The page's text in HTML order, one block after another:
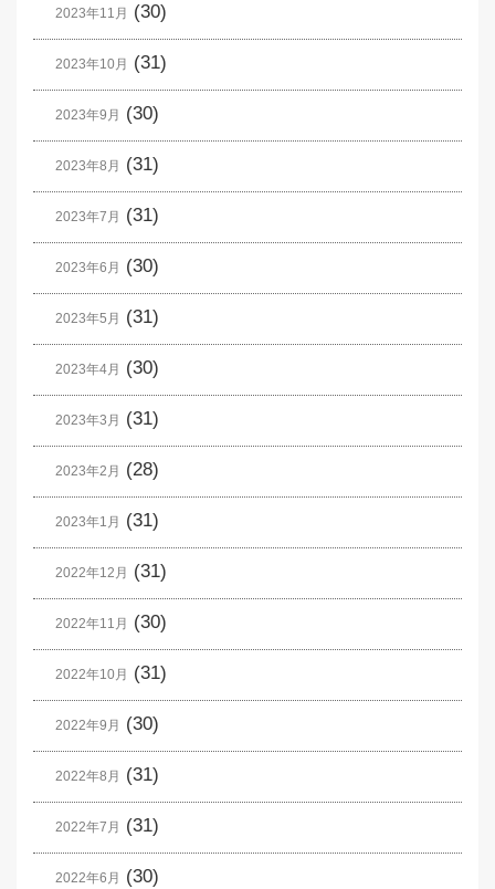
2023年11月 (30)
2023年10月 (31)
2023年9月 (30)
2023年8月 (31)
2023年7月 (31)
2023年6月 (30)
2023年5月 (31)
2023年4月 (30)
2023年3月 (31)
2023年2月 (28)
2023年1月 (31)
2022年12月 (31)
2022年11月 (30)
2022年10月 (31)
2022年9月 (30)
2022年8月 (31)
2022年7月 (31)
2022年6月 (30)